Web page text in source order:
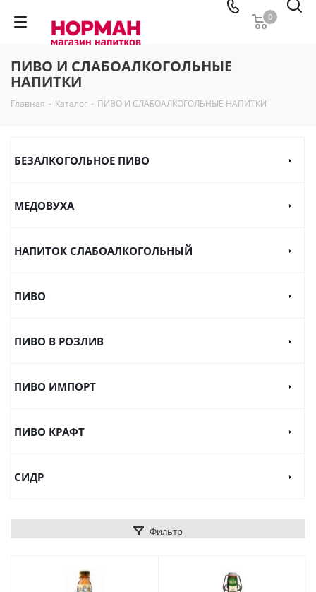
0
ПИВО И СЛАБОАЛКОГОЛЬНЫЕ
НАПИТКИ
Главная - Каталог - ПИВО И СЛАБОАЛКОГОЛЬНЫЕ НАПИТКИ
БЕЗАЛКОГОЛЬНОЕ ПИВО
МЕДОВУХА
НАПИТОК СЛАБОАЛКОГОЛЬНЫЙ
ПИВО
ПИВО В РОЗЛИВ
ПИВО ИМПОРТ
ПИВО КРАФТ
СИДР
Фильтр